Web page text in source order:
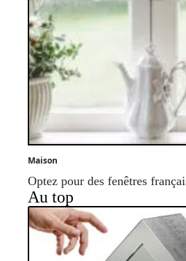
Maison
Optez pour des fenêtres
Au top